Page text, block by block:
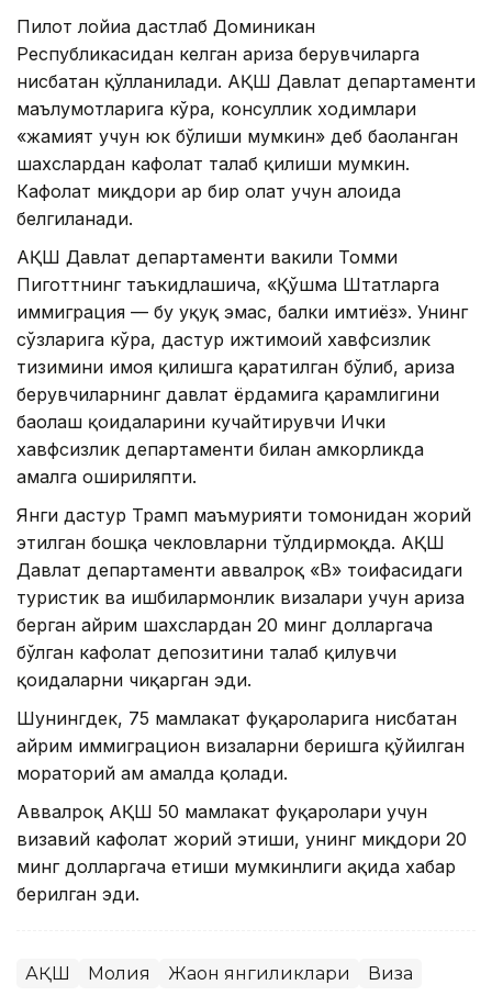
Пилот лойиҳа дастлаб Доминикан
Республикасидан келган ариза берувчиларга
нисбатан қўлланилади. АҚШ Давлат департаменти
маълумотларига кўра, консуллик ходимлари
«жамият учун юк бўлиши мумкин» деб баҳоланган
шахслардан кафолат талаб қилиши мумкин.
Кафолат миқдори ҳар бир ҳолат учун алоҳида
белгиланади.
АҚШ Давлат департаменти вакили Томми
Пиготтнинг таъкидлашича, «Қўшма Штатларга
иммиграция — бу ҳуқуқ эмас, балки имтиёз». Унинг
сўзларига кўра, дастур ижтимоий хавфсизлик
тизимини ҳимоя қилишга қаратилган бўлиб, ариза
берувчиларнинг давлат ёрдамига қарамлигини
баҳолаш қоидаларини кучайтирувчи Ички
хавфсизлик департаменти билан ҳамкорликда
амалга ошириляпти.
Янги дастур Трамп маъмурияти томонидан жорий
этилган бошқа чекловларни тўлдирмоқда. АҚШ
Давлат департаменти аввалроқ «B» тоифасидаги
туристик ва ишбилармонлик визалари учун ариза
берган айрим шахслардан 20 минг долларгача
бўлган кафолат депозитини талаб қилувчи
қоидаларни чиқарган эди.
Шунингдек, 75 мамлакат фуқароларига нисбатан
айрим иммиграцион визаларни беришга қўйилган
мораторий ҳам амалда қолади.
Аввалроқ АҚШ 50 мамлакат фуқаролари учун
визавий кафолат жорий этиши, унинг миқдори 20
минг долларгача етиши мумкинлиги ҳақида хабар
берилган эди.
АҚШ Молия Жаҳон янгиликлари Виза